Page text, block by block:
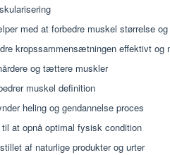
med at forbedre muskel størrelse
kropssammensætningen effektivt og
og tættere muskler
muskel definition
heling og gendannelse proces
at opnå optimal fysisk condition
af naturlige produkter og urter